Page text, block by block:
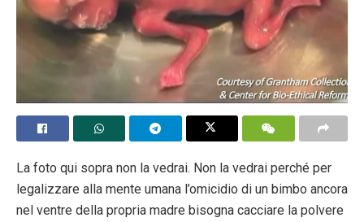
La foto qui sopra non la vedrai. Non la vedrai perché per
legalizzare alla mente umana l’omicidio di un bimbo ancora
nel ventre della propria madre bisogna cacciare la polvere